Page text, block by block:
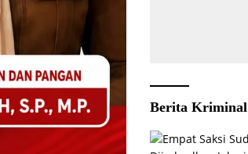
Berita Kriminal